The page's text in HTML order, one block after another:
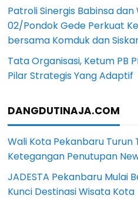
Patroli Sinergis Babinsa
02/Pondok Gede Perkuat
bersama Komduk dan
Tata Organisasi, Ketum PB
Pilar Strategis Yang Adaptif
DANGDUTINAJA.COM
Wali Kota Pekanbaru Turun
Ketegangan Penutupan
JADESTA Pekanbaru Mulai
Kunci Destinasi Wisata Kota